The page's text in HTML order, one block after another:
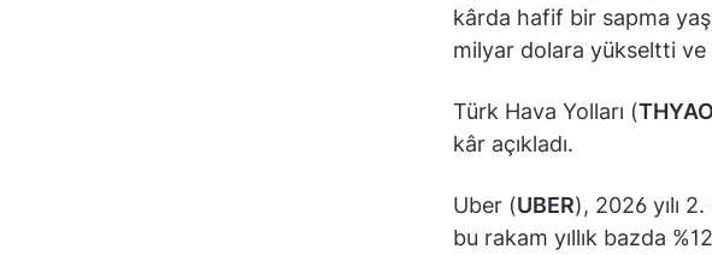
kârda hafif bir sapma
milyar dolara yükseltti ve
Türk Hava Yolları (THYAO
kâr açıkladı.
Uber (UBER), 2026 yılı
bu rakam yıllık bazda